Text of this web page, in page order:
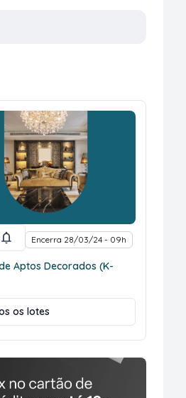
Encerra 28/03/24 - 09h
Aptos Decorados (K-
os lotes